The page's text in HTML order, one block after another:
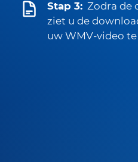
Stap 3: Zodra de
ziet u de
uw WMV-video